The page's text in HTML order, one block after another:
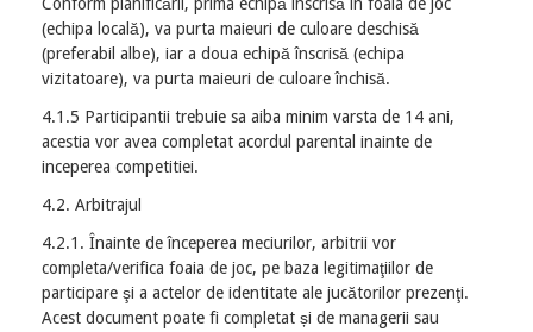
(echipa locală), va purta maieuri de culoare deschisă
(preferabil albe), iar a doua echipă înscrisă (echipa
vizitatoare), va purta maieuri de culoare închisă.
4.1.5 Participantii trebuie sa aiba minim varsta de 14 ani,
acestia vor avea completat acordul parental inainte de
inceperea competitiei.
4.2. Arbitrajul
4.2.1. Înainte de începerea meciurilor, arbitrii vor
completa/verifica foaia de joc, pe baza legitimaţiilor de
participare şi a actelor de identitate ale jucătorilor prezenţi.
Acest document poate fi completat și de managerii sau